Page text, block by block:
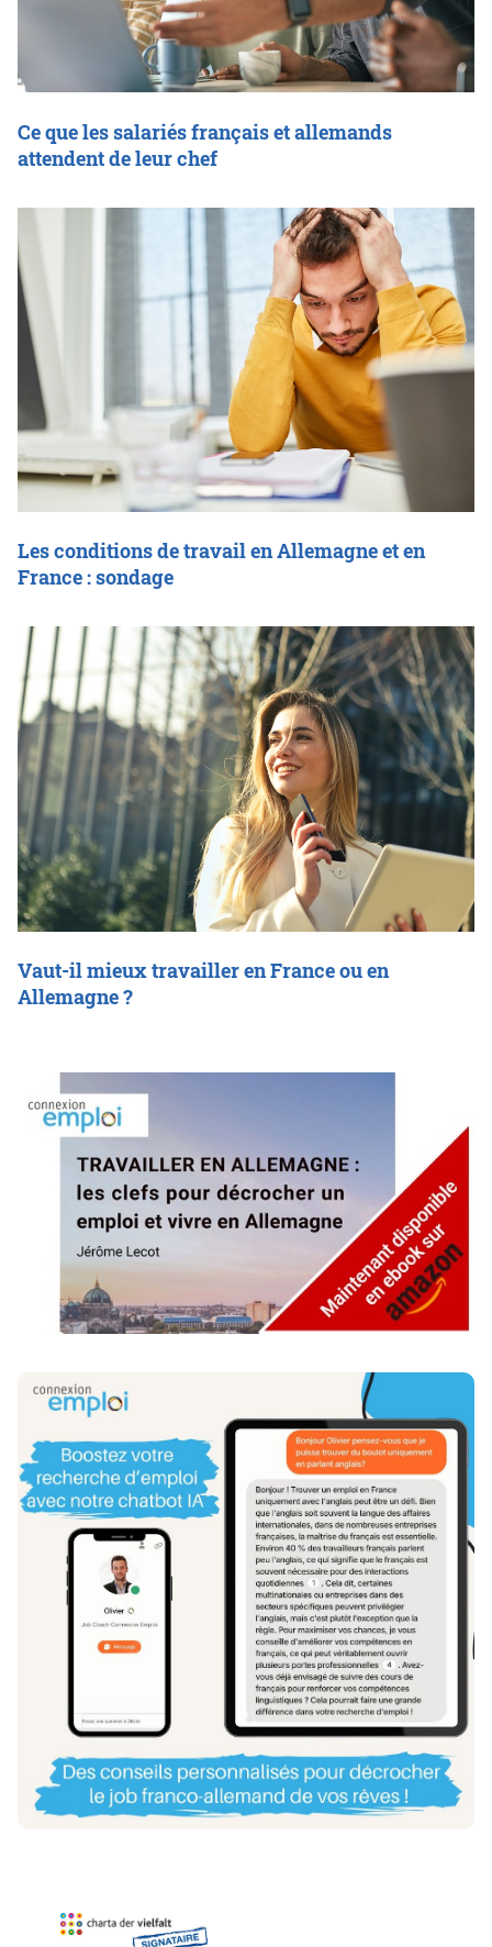
Ce que les salariés français et allemands
attendent de leur chef
Les conditions de travail en Allemagne et en
France : sondage
Vaut-il mieux travailler en France ou en
Allemagne ?